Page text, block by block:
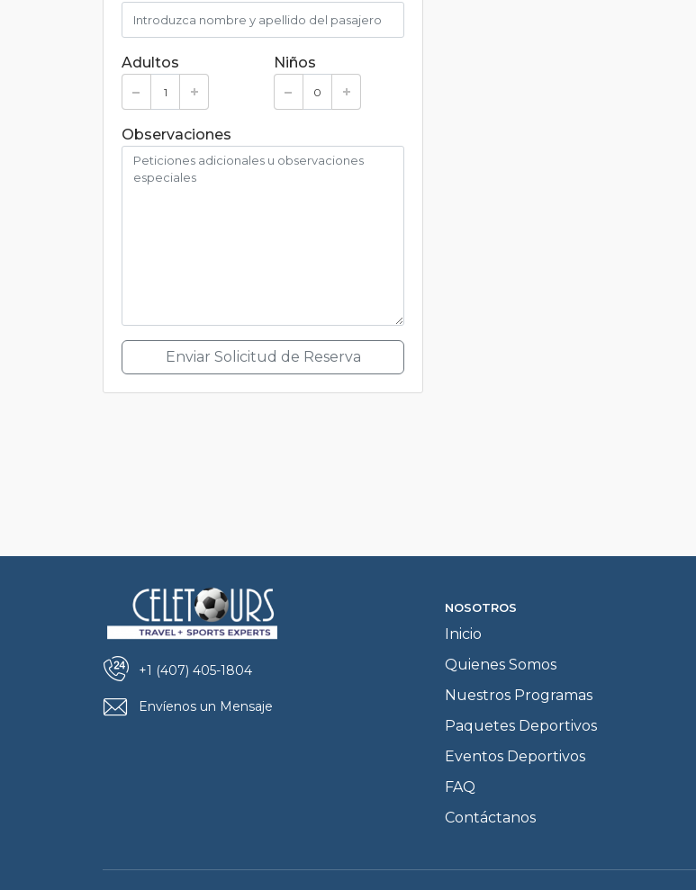
Adultos Niños
Observaciones
Enviar Solicitud de Reserva
+1 (407) 405-1804
Envíenos un Mensaje
NOSOTROS
Inicio
Quienes Somos
Nuestros Programas
Paquetes Deportivos
Eventos Deportivos
FAQ
Contáctanos